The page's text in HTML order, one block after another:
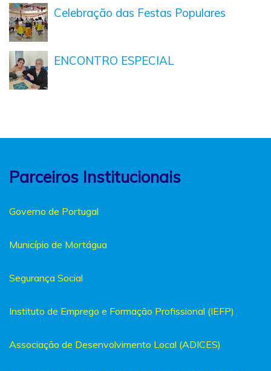
Celebração das Festas Populares
ENCONTRO ESPECIAL
Parceiros Institucionais
Governo de Portugal
Município de Mortágua
Segurança Social
Instituto de Emprego e Formação Profissional (IEFP)
Associação de Desenvolvimento Local (ADICES)